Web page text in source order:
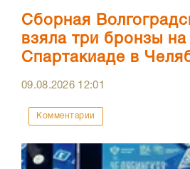
Сборная
взяла три бронзы
Спартакиаде в
09.08.2026 12:01
Комментарии